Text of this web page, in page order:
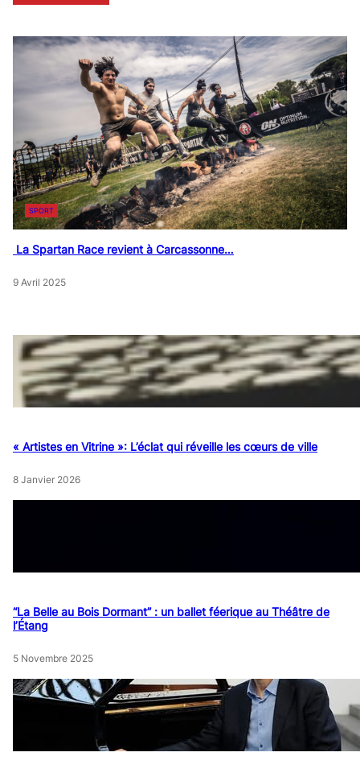
SPORT
La Spartan Race revient à Carcassonne…
9 Avril 2025
« Artistes en Vitrine »: L’éclat qui réveille les cœurs de ville
8 Janvier 2026
“La Belle au Bois Dormant” : un ballet féerique au Théâtre de
l’Étang
5 Novembre 2025